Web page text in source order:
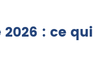
: ce qui